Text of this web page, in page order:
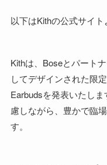
以下はKithの公式サイト
Kithは、Boseとパート
してデザインされた限
Earbudsを発表いたし
慮しながら、豊かで臨
す。